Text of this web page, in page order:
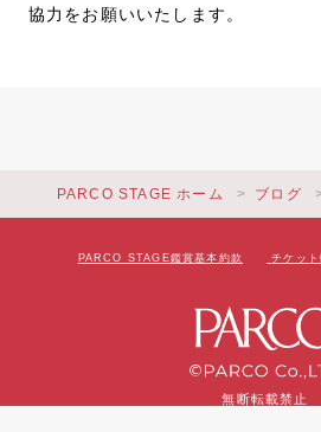
協力をお願いいたします。
PARCO STAGE ホーム ブログ
PARCO STAGE鑑賞基本約款 チケッ
無断転載禁止